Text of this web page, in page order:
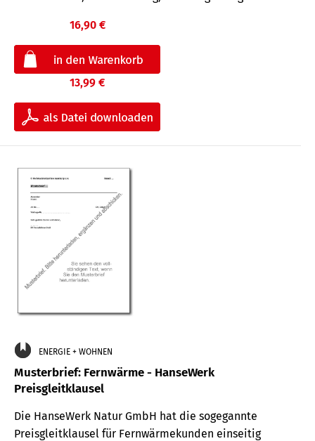
16,90 €
13,99 €
ENERGIE + WOHNEN
Musterbrief: Fernwärme - HanseWerk
Preisgleitklausel
Die HanseWerk Natur GmbH hat die sogegannte
Preisgleitklausel für Fernwärmekunden einseitig